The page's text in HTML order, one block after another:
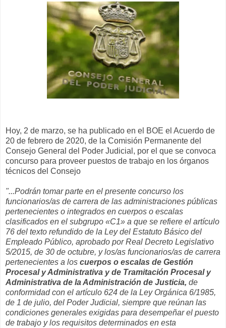
Hoy, 2 de marzo, se ha publicado en el BOE el Acuerdo de
20 de febrero de 2020, de la Comisión Permanente del
Consejo General del Poder Judicial, por el que se convoca
concurso para proveer puestos de trabajo en los órganos
técnicos del Consejo
"...Podrán tomar parte en el presente concurso los
funcionarios/as de carrera de las administraciones públicas
pertenecientes o integrados en cuerpos o escalas
clasificados en el subgrupo «C1» a que se refiere el artículo
76 del texto refundido de la Ley del Estatuto Básico del
Empleado Público, aprobado por Real Decreto Legislativo
5/2015, de 30 de octubre, y los/as funcionarios/as de carrera
pertenecientes a los cuerpos o escalas de Gestión
Procesal y Administrativa y de Tramitación Procesal y
Administrativa de la Administración de Justicia, de
conformidad con el artículo 624 de la Ley Orgánica 6/1985,
de 1 de julio, del Poder Judicial, siempre que reúnan las
condiciones generales exigidas para desempeñar el puesto
de trabajo y los requisitos determinados en esta